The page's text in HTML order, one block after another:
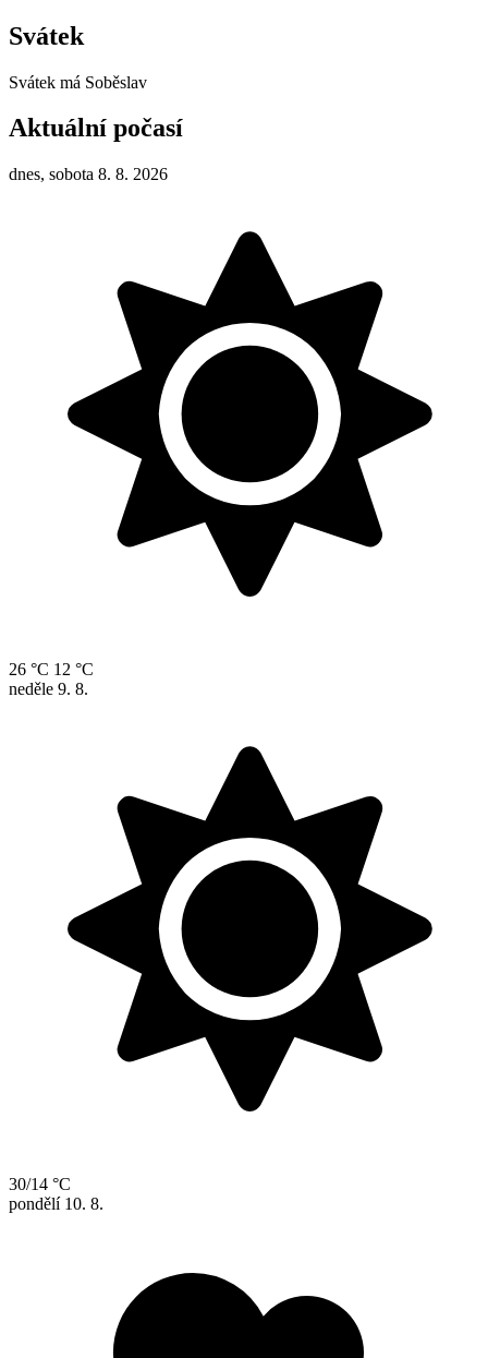
Svátek
Svátek má Soběslav
Aktuální počasí
dnes, sobota 8. 8. 2026
26 °C 12 °C
neděle 9. 8.
30/14 °C
pondělí 10. 8.